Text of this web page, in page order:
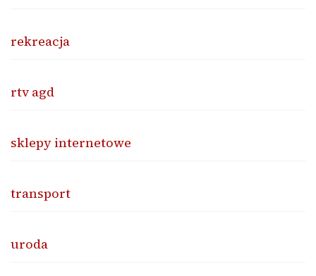
rekreacja
rtv agd
sklepy internetowe
transport
uroda